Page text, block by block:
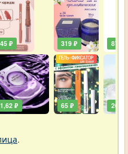
₽
₽
319 ₽
65 ₽
87 ₽
261 ₽
.